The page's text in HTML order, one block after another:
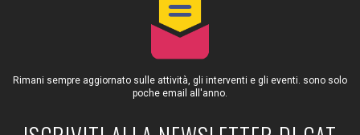
Rimani sempre aggiornato sulle attività, gli interventi e gli eventi. sono solo
poche email all'anno.